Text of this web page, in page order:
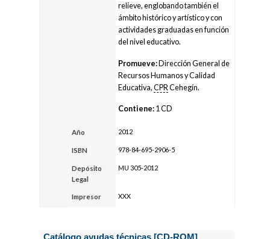
relieve, englobando también el
ámbito histórico y artístico y con
actividades graduadas en función
del nivel educativo.
Promueve:Dirección General de
Recursos Humanos y Calidad
Educativa,CPR Cehegín.
Contiene: 1 CD
Año 2012
ISBN 978-84-695-2906-5
Depósito
Legal
MU 305-2012
Impresor XXX
Catálogo ayudas técnicas [CD-ROM]